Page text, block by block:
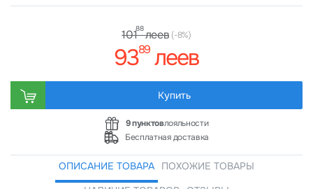
10188леев (-8%)
9389 леев
Купить
9 пунктовлояльности
Бесплатная доставка
ОПИСАНИЕ ТОВАРА
ПОХОЖИЕ ТОВАРЫ